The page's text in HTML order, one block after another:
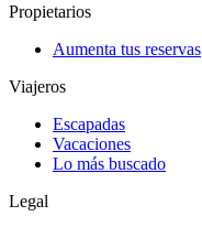
Propietarios
Aumenta tus reservas
Viajeros
Escapadas
Vacaciones
Lo más buscado
Legal